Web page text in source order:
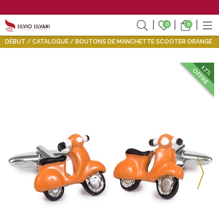
0 0
DÉBUT CATALOGUE BOUTONS DE MANCHETTE SCOOTER ORANGE
17%
OFFRE